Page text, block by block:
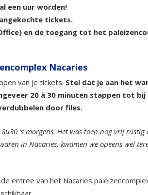
een uur worden!
tickets.
en de toegang tot het
Nacaries
van je tickets. Stel dat je aan het
20 à 30 minuten stappen tot
door files.
‘s morgens. Het was toen nog vrij
in Nacaries, kwamen we opeens wel
entree van het Nacaries